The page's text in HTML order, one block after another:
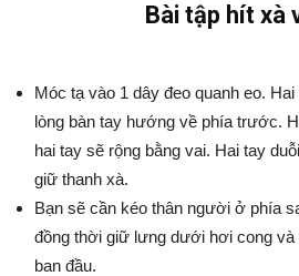
Bài tập hít xà
Móc tạ vào 1 dây đeo quanh eo.
lòng bàn tay hướng về phía trước.
hai tay sẽ rộng bằng vai. Hai tay
giữ thanh xà.
Bạn sẽ cần kéo thân người ở phía
đồng thời giữ lưng dưới hơi cong
ban đầu.